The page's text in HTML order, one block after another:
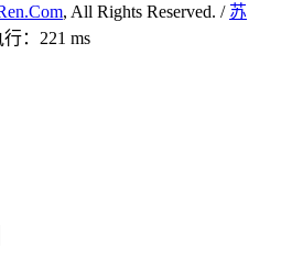
, All Rights Reserved. / 苏
：221 ms